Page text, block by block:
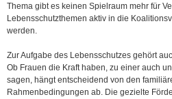
Thema gibt es keinen Spielraum mehr für
Lebensschutzthemen aktiv in die
werden.
Zur Aufgabe des Lebensschutzes gehört
Ob Frauen die Kraft haben, zu einer auch
sagen, hängt entscheidend von den
Rahmenbedingungen ab. Die gezielte